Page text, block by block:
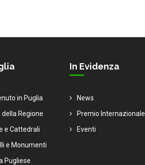
in Puglia
Regione
e Cattedrali
e Monumenti
Pugliese
In Evidenza
News
Premio Internazionale
Eventi